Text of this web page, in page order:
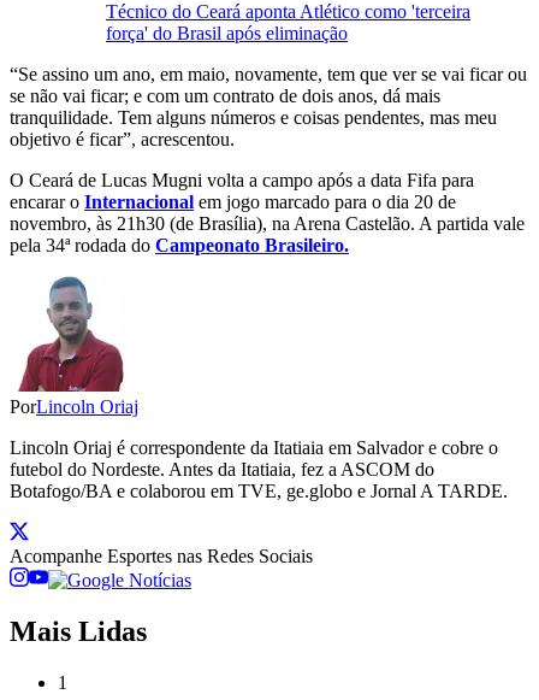
Técnico do Ceará aponta Atlético como 'terceira
força' do Brasil após eliminação
“Se assino um ano, em maio, novamente, tem que ver se vai ficar ou
se não vai ficar; e com um contrato de dois anos, dá mais
tranquilidade. Tem alguns números e coisas pendentes, mas meu
objetivo é ficar”, acrescentou.
O Ceará de Lucas Mugni volta a campo após a data Fifa para
encarar o Internacional em jogo marcado para o dia 20 de
novembro, às 21h30 (de Brasília), na Arena Castelão. A partida vale
pela 34ª rodada do Campeonato Brasileiro.
PorLincoln Oriaj
Lincoln Oriaj é correspondente da Itatiaia em Salvador e cobre o
futebol do Nordeste. Antes da Itatiaia, fez a ASCOM do
Botafogo/BA e colaborou em TVE, ge.globo e Jornal A TARDE.
Acompanhe Esportes nas Redes Sociais
Mais Lidas
1